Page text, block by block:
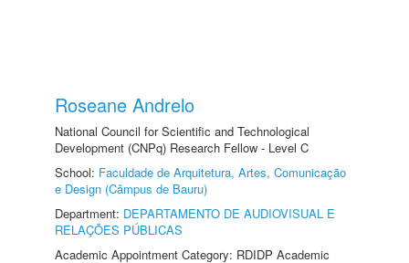
Roseane Andrelo
National Council for Scientific and Technological
Development (CNPq) Research Fellow - Level C
School: Faculdade de Arquitetura, Artes, Comunicação
e Design (Câmpus de Bauru)
Department: DEPARTAMENTO DE AUDIOVISUAL E
RELAÇÕES PÚBLICAS
Academic Appointment Category: RDIDP Academic